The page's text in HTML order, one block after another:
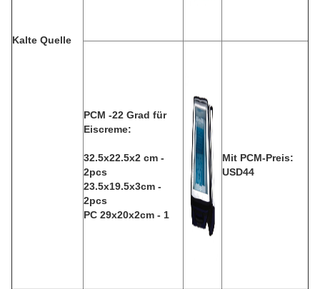
Kalte Quelle
PCM -22 Grad für
Eiscreme:
32.5x22.5x2 cm -
2pcs
23.5x19.5x3cm -
2pcs
PC 29x20x2cm - 1
Mit PCM-Preis:
USD44